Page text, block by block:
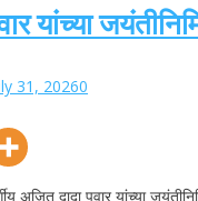
यांच्या
31, 20260
दादा पवार यांच्या